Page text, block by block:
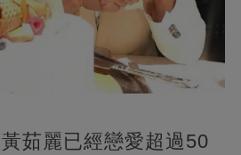
茹麗已經戀愛超過50